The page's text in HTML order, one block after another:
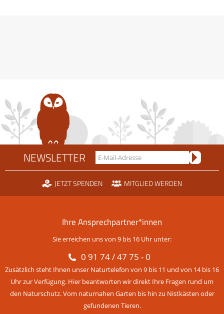
NEWSLETTER
JETZT SPENDEN MITGLIED WERDEN
Ihre Ansprechpartner*innen
Sie erreichen uns von 9 bis 16 Uhr unter:
0 91 74 / 47 75 - 0
Zusätzlich steht Ihnen unser Naturtelefon von 9 bis 11 und von 14 bis 16
Uhr zur Verfügung. Hier beantworten wir direkt Ihre Fragen rund um
den Naturschutz. Vom naturnahen Garten bis hin zu Nistkästen oder
gefundenen Tieren.